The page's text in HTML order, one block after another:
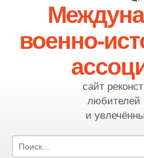
военно-
сайт
любителей
и